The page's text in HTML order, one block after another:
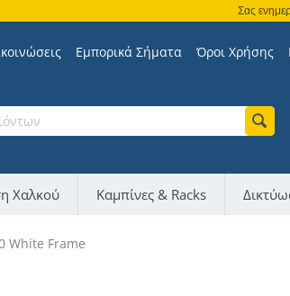
Σας
Εμπορικά Σήματα Όροι Χρήσης
Χαλκού Καμπίνες & Racks
White Frame